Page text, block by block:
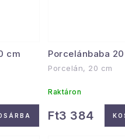
cm Porcelánbaba
Porcelán, 20 cm
Raktáron
Ft3 384